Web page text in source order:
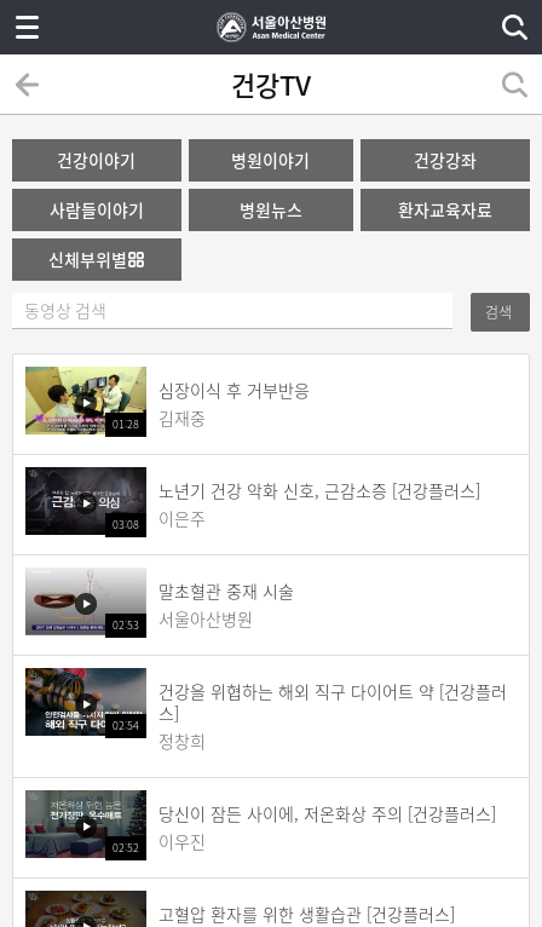
건강TV
건강이야기 병원이야기 건강강좌
사람들이야기 병원뉴스 환자교육자료
신체부위별
검색
01:28
심장이식 후 거부반응
김재중
03:08
노년기 건강 악화 신호, 근감소증 [건강플러스]
이은주
02:53
말초혈관 중재 시술
서울아산병원
02:54
건강을 위협하는 해외 직구 다이어트 약 [건강플러
스]
정창희
02:52
당신이 잠든 사이에, 저온화상 주의 [건강플러스]
이우진
고혈압 환자를 위한 생활습관 [건강플러스]